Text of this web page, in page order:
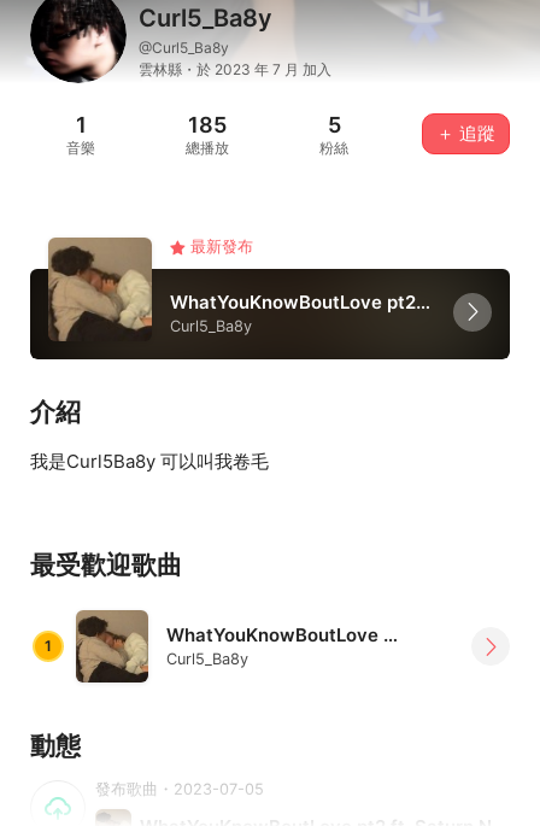
Curl5_Ba8y
@Curl5_Ba8y
雲林縣・於 2023 年 7 月 加入
1
音樂
185
總播放
5
粉絲
＋ 追蹤
最新發布
WhatYouKnowBoutLove pt2 ft. Saturn Nice
Curl5_Ba8y
介紹
我是Curl5Ba8y 可以叫我卷毛
最受歡迎歌曲
1 WhatYouKnowBoutLove pt2 ft. Saturn Nice
Curl5_Ba8y
動態
發布歌曲・2023-07-05